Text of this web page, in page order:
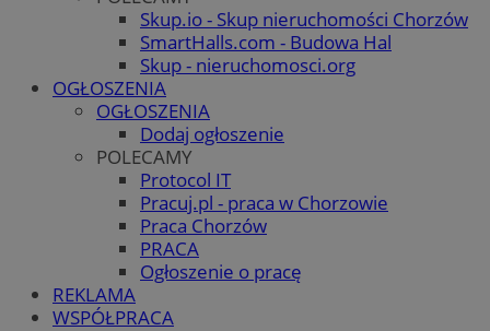
Skup.io - Skup nieruchomości Chorzów
SmartHalls.com - Budowa Hal
Skup - nieruchomosci.org
OGŁOSZENIA
OGŁOSZENIA
Dodaj ogłoszenie
POLECAMY
Protocol IT
Pracuj.pl - praca w Chorzowie
Praca Chorzów
PRACA
Ogłoszenie o pracę
REKLAMA
WSPÓŁPRACA